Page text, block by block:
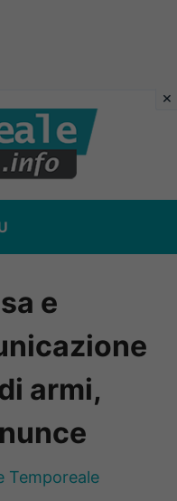
e
armi,
Temporeale